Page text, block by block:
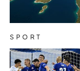
SPORT